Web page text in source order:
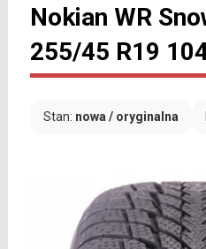
Nokian WR
255/45 R19
Stan: nowa / oryginalna